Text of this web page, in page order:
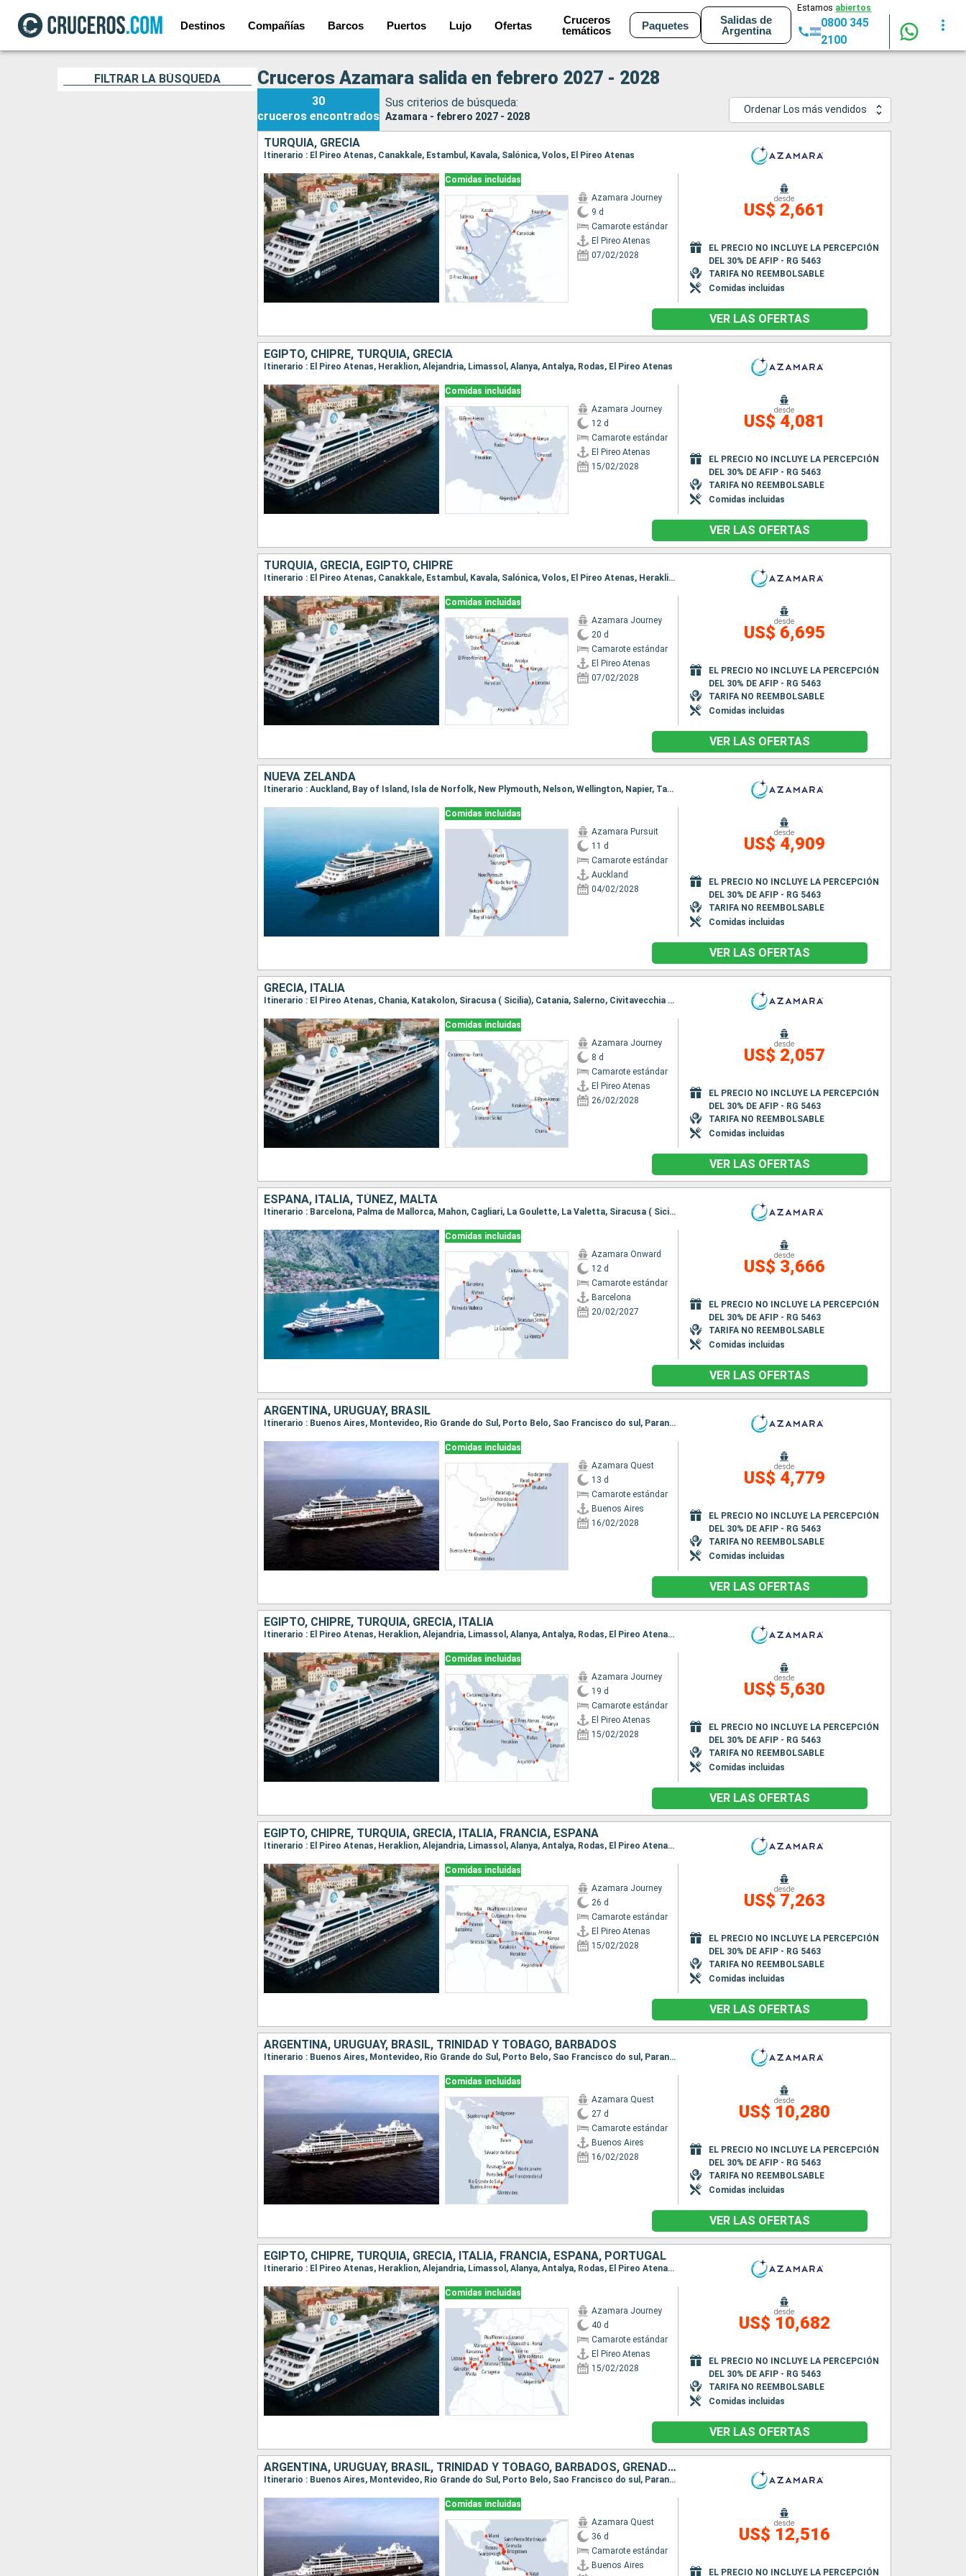
Destinos Compañías Barcos Puertos Lujo Ofertas
Cruceros
temáticos
Paquetes
Salidas de
Argentina
Estamos abiertos
0800 345
2100
FILTRAR LA BÚSQUEDA Cruceros Azamara salida en febrero 2027 - 2028
30
cruceros encontrados
Sus criterios de búsqueda:
Azamara - febrero 2027 - 2028
Ordenar Los más vendidos
TURQUÍA, GRECIA
Itinerario : El Pireo Atenas, Canakkale, Estambul, Kavala, Salónica, Volos, El Pireo Atenas
Comidas incluidas
Azamara Journey
9 d
Camarote estándar
El Pireo Atenas
07/02/2028
desde
US$ 2,661
EL PRECIO NO INCLUYE LA PERCEPCIÓN
DEL 30% DE AFIP - RG 5463
TARIFA NO REEMBOLSABLE
Comidas incluidas
VER LAS OFERTAS
EGIPTO, CHIPRE, TURQUÍA, GRECIA
Itinerario : El Pireo Atenas, Heraklion, Alejandria, Limassol, Alanya, Antalya, Rodas, El Pireo Atenas
Comidas incluidas
Azamara Journey
12 d
Camarote estándar
El Pireo Atenas
15/02/2028
desde
US$ 4,081
EL PRECIO NO INCLUYE LA PERCEPCIÓN
DEL 30% DE AFIP - RG 5463
TARIFA NO REEMBOLSABLE
Comidas incluidas
VER LAS OFERTAS
TURQUÍA, GRECIA, EGIPTO, CHIPRE
Itinerario : El Pireo Atenas, Canakkale, Estambul, Kavala, Salónica, Volos, El Pireo Atenas, Heraklion, Alejandria, Limassol, Alanya, Antalya, Rodas, El Pireo Atenas
Comidas incluidas
Azamara Journey
20 d
Camarote estándar
El Pireo Atenas
07/02/2028
desde
US$ 6,695
EL PRECIO NO INCLUYE LA PERCEPCIÓN
DEL 30% DE AFIP - RG 5463
TARIFA NO REEMBOLSABLE
Comidas incluidas
VER LAS OFERTAS
NUEVA ZELANDA
Itinerario : Auckland, Bay of Island, Isla de Norfolk, New Plymouth, Nelson, Wellington, Napier, Tauranga, Auckland
Comidas incluidas
Azamara Pursuit
11 d
Camarote estándar
Auckland
04/02/2028
desde
US$ 4,909
EL PRECIO NO INCLUYE LA PERCEPCIÓN
DEL 30% DE AFIP - RG 5463
TARIFA NO REEMBOLSABLE
Comidas incluidas
VER LAS OFERTAS
GRECIA, ITALIA
Itinerario : El Pireo Atenas, Chania, Katakolon, Siracusa ( Sicilia), Catania, Salerno, Civitavecchia - Roma
Comidas incluidas
Azamara Journey
8 d
Camarote estándar
El Pireo Atenas
26/02/2028
desde
US$ 2,057
EL PRECIO NO INCLUYE LA PERCEPCIÓN
DEL 30% DE AFIP - RG 5463
TARIFA NO REEMBOLSABLE
Comidas incluidas
VER LAS OFERTAS
ESPAÑA, ITALIA, TÚNEZ, MALTA
Itinerario : Barcelona, Palma de Mallorca, Mahon, Cagliari, La Goulette, La Valetta, Siracusa ( Sicilia), Catania, Salerno, Civitavecchia - Roma
Comidas incluidas
Azamara Onward
12 d
Camarote estándar
Barcelona
20/02/2027
desde
US$ 3,666
EL PRECIO NO INCLUYE LA PERCEPCIÓN
DEL 30% DE AFIP - RG 5463
TARIFA NO REEMBOLSABLE
Comidas incluidas
VER LAS OFERTAS
ARGENTINA, URUGUAY, BRASIL
Itinerario : Buenos Aires, Montevideo, Rio Grande do Sul, Porto Belo, Sao Francisco do sul, Paranagua, Santos, Ilhabella, Parati, Rio de Janeiro
Comidas incluidas
Azamara Quest
13 d
Camarote estándar
Buenos Aires
16/02/2028
desde
US$ 4,779
EL PRECIO NO INCLUYE LA PERCEPCIÓN
DEL 30% DE AFIP - RG 5463
TARIFA NO REEMBOLSABLE
Comidas incluidas
VER LAS OFERTAS
EGIPTO, CHIPRE, TURQUÍA, GRECIA, ITALIA
Itinerario : El Pireo Atenas, Heraklion, Alejandria, Limassol, Alanya, Antalya, Rodas, El Pireo Atenas, Chania, Katakolon, Siracusa ( Sicilia), Catania, Salerno, Civitavecchia - Roma
Comidas incluidas
Azamara Journey
19 d
Camarote estándar
El Pireo Atenas
15/02/2028
desde
US$ 5,630
EL PRECIO NO INCLUYE LA PERCEPCIÓN
DEL 30% DE AFIP - RG 5463
TARIFA NO REEMBOLSABLE
Comidas incluidas
VER LAS OFERTAS
EGIPTO, CHIPRE, TURQUÍA, GRECIA, ITALIA, FRANCIA, ESPAÑA
Itinerario : El Pireo Atenas, Heraklion, Alejandria, Limassol, Alanya, Antalya, Rodas, El Pireo Atenas, Chania, Katakolon, Siracusa ( Sicilia), Catania, Salerno, Civitavecchia - Roma, Pisa/Florencia (Livorno), Niza, Marsella, Palamos, Barcelona
Comidas incluidas
Azamara Journey
26 d
Camarote estándar
El Pireo Atenas
15/02/2028
desde
US$ 7,263
EL PRECIO NO INCLUYE LA PERCEPCIÓN
DEL 30% DE AFIP - RG 5463
TARIFA NO REEMBOLSABLE
Comidas incluidas
VER LAS OFERTAS
ARGENTINA, URUGUAY, BRASIL, TRINIDAD Y TOBAGO, BARBADOS
Itinerario : Buenos Aires, Montevideo, Rio Grande do Sul, Porto Belo, Sao Francisco do sul, Paranagua, Santos, Ilhabella, Parati, Rio de Janeiro, Salvador de Bahia, Natal, Belem, Isla Real, Scarborough, Bridgetown
Comidas incluidas
Azamara Quest
27 d
Camarote estándar
Buenos Aires
16/02/2028
desde
US$ 10,280
EL PRECIO NO INCLUYE LA PERCEPCIÓN
DEL 30% DE AFIP - RG 5463
TARIFA NO REEMBOLSABLE
Comidas incluidas
VER LAS OFERTAS
EGIPTO, CHIPRE, TURQUÍA, GRECIA, ITALIA, FRANCIA, ESPAÑA, PORTUGAL
Itinerario : El Pireo Atenas, Heraklion, Alejandria, Limassol, Alanya, Antalya, Rodas, El Pireo Atenas, Chania, Katakolon, Siracusa ( Sicilia), Catania, Salerno, Civitavecchia - Roma, Pisa/Florencia (Livorno), Niza, Marsella, Palamos, Barcelona, Palma de Mallorca, Valencia, Cartagena, Melilla, Motril, Gibraltar, Malaga, Ceuta, Sevilla, Portimao, Lisboa
Comidas incluidas
Azamara Journey
40 d
Camarote estándar
El Pireo Atenas
15/02/2028
desde
US$ 10,682
EL PRECIO NO INCLUYE LA PERCEPCIÓN
DEL 30% DE AFIP - RG 5463
TARIFA NO REEMBOLSABLE
Comidas incluidas
VER LAS OFERTAS
ARGENTINA, URUGUAY, BRASIL, TRINIDAD Y TOBAGO, BARBADOS, GRENADA, SANTA LUCIA, DOMINICA, SAN MARTÍN, ESTADOS UNIDOS
Itinerario : Buenos Aires, Montevideo, Rio Grande do Sul, Porto Belo, Sao Francisco do sul, Paranagua, Santos, Ilhabella, Parati, Rio de Janeiro, Salvador de Bahia, Natal, Belem, Isla Real, Scarborough, Bridgetown, Grenada, Castries, Saint-Pierre (Martinique), Roseau, Philipsburg, Road Town, Miami
Comidas incluidas
Azamara Quest
36 d
Camarote estándar
Buenos Aires
desde
US$ 12,516
EL PRECIO NO INCLUYE LA PERCEPCIÓN